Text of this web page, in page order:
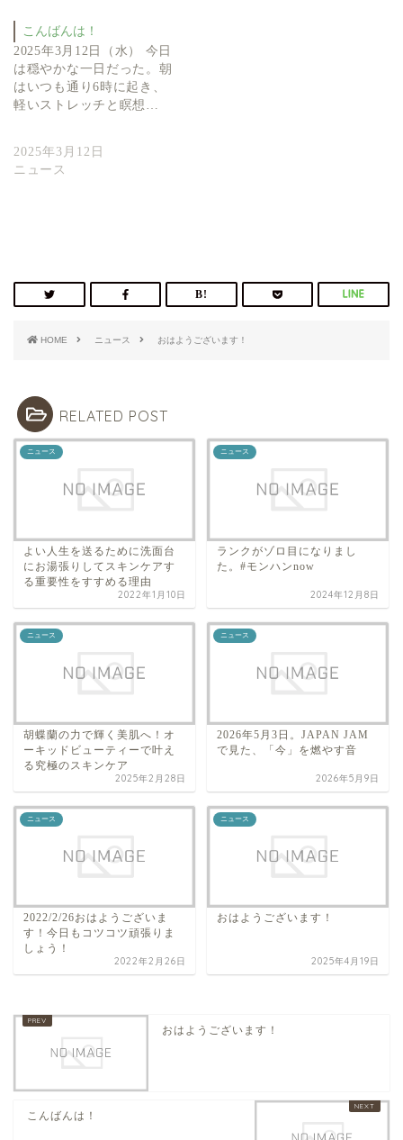
こんばんは！
2025年3月12日（水） 今日
は穏やかな一日だった。朝
はいつも通り6時に起き、
軽いストレッチと瞑想…
2025年3月12日
ニュース
HOME ニュース おはようございます！
RELATED POST
ニュース
よい人生を送るために洗面台
にお湯張りしてスキンケアす
る重要性をすすめる理由
2022年1月10日
ニュース
ランクがゾロ目になりまし
た。#モンハンnow
2024年12月8日
ニュース
胡蝶蘭の力で輝く美肌へ！オ
ーキッドビューティーで叶え
る究極のスキンケア
2025年2月28日
ニュース
2026年5月3日。JAPAN JAM
で見た、「今」を燃やす音
2026年5月9日
ニュース
2022/2/26おはようございま
す！今日もコツコツ頑張りま
しょう！
2022年2月26日
ニュース
おはようございます！
2025年4月19日
おはようございます！
こんばんは！